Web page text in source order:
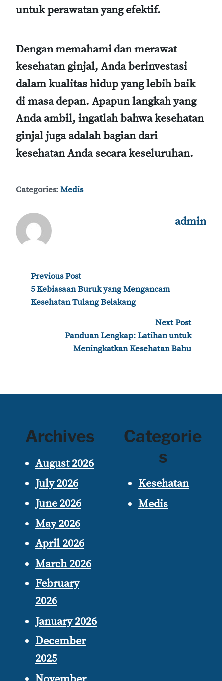
untuk perawatan yang efektif.
Dengan memahami dan merawat
kesehatan ginjal, Anda berinvestasi
dalam kualitas hidup yang lebih baik
di masa depan. Apapun langkah yang
Anda ambil, ingatlah bahwa kesehatan
ginjal juga adalah bagian dari
kesehatan Anda secara keseluruhan.
Categories:Medis
admin
Post
navigation
Previous Post
5 Kebiasaan Buruk yang Mengancam
Kesehatan Tulang Belakang
Next Post
Panduan Lengkap: Latihan untuk
Meningkatkan Kesehatan Bahu
Archives
August 2026
July 2026
June 2026
May 2026
April 2026
March 2026
February
2026
January 2026
December
2025
Categorie
s
Kesehatan
Medis